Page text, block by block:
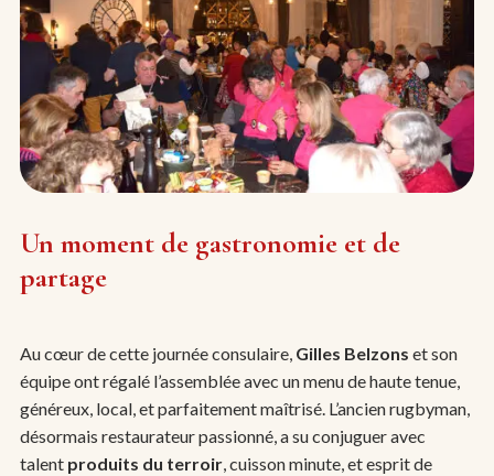
Un moment de gastronomie et de
partage
Au cœur de cette journée consulaire, Gilles Belzons et son
équipe ont régalé l’assemblée avec un menu de haute tenue,
généreux, local, et parfaitement maîtrisé. L’ancien rugbyman,
désormais restaurateur passionné, a su conjuguer avec
talent produits du terroir, cuisson minute, et esprit de